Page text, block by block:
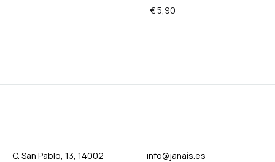
€5,90
C. San Pablo, 13, 14002
info@janaís.es